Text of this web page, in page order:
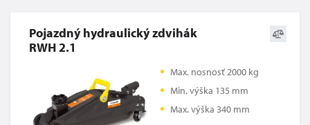
Pojazdný hydraulický zdvihák
RWH 2.1
Max. nosnosť 2000 kg
Min. výška 135 mm
Max. výška 340 mm